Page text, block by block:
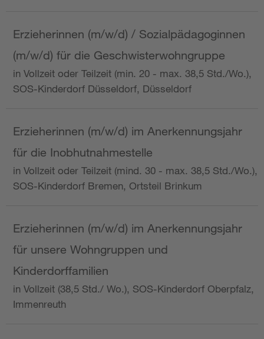
Erzieherinnen (m/w/d) / Sozialpädagoginnen
(m/w/d) für die Geschwisterwohngruppe
in Vollzeit oder Teilzeit (min. 20 - max. 38,5 Std./Wo.),
SOS-Kinderdorf Düsseldorf, Düsseldorf
Erzieherinnen (m/w/d) im Anerkennungsjahr
für die Inobhutnahmestelle
in Vollzeit oder Teilzeit (mind. 30 - max. 38,5 Std./Wo.),
SOS-Kinderdorf Bremen, Ortsteil Brinkum
Erzieherinnen (m/w/d) im Anerkennungsjahr
für unsere Wohngruppen und
Kinderdorffamilien
in Vollzeit (38,5 Std./ Wo.), SOS-Kinderdorf Oberpfalz,
Immenreuth